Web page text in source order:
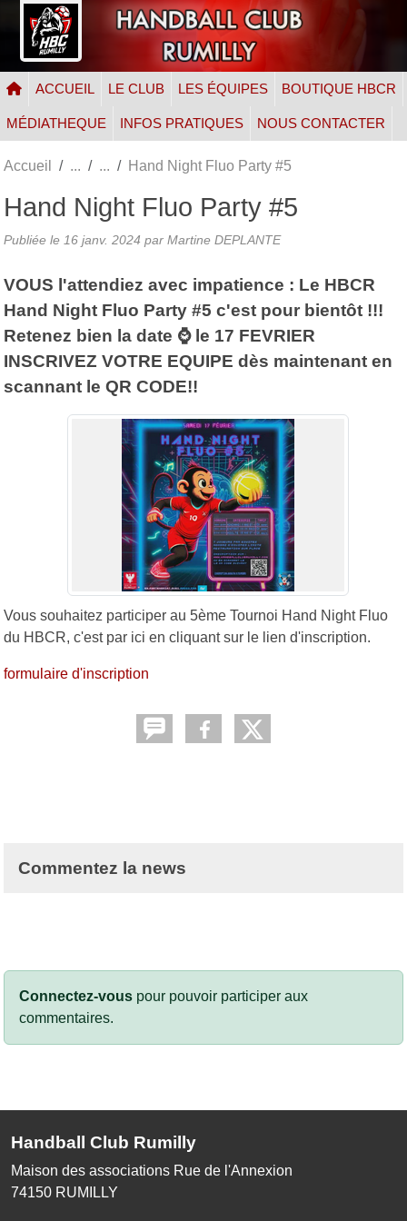
ACCUEIL LE CLUB LES ÉQUIPES BOUTIQUE HBCR
MÉDIATHEQUE INFOS PRATIQUES NOUS CONTACTER
Accueil Hand Night Fluo Party #5
Hand Night Fluo Party #5
Publiée le 16 janv. 2024 par Martine DEPLANTE
VOUS l'attendiez avec impatience : Le HBCR
Hand Night Fluo Party #5 c'est pour bientôt !!!
Retenez bien la date ⌚️ le 17 FEVRIER
INSCRIVEZ VOTRE EQUIPE dès maintenant en
scannant le QR CODE!!
Vous souhaitez participer au 5ème Tournoi Hand Night Fluo
du HBCR, c'est par ici en cliquant sur le lien d'inscription.
formulaire d'inscription
Commentez la news
Connectez-vous pour pouvoir participer aux
commentaires.
Handball Club Rumilly
Maison des associations Rue de l'Annexion
74150 RUMILLY
Panneau de gestion des cookies